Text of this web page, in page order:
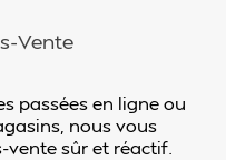
Vente
passées en ligne ou
nous vous
vente sûr et réactif.